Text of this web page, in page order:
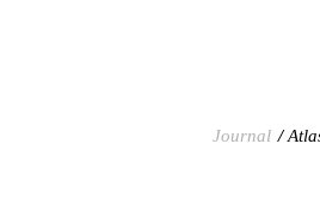
Journal